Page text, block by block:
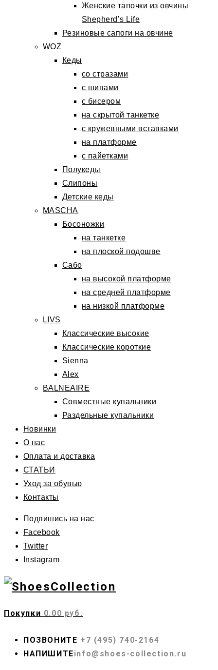
Женские тапочки из овчины
Shepherd’s Life
Резиновые сапоги на овчине
WOZ
Кеды
со стразами
с шипами
с бисером
на скрытой танкетке
с кружевными вставками
на платформе
с пайетками
Полукеды
Слипоны
Детские кеды
MASCHA
Босоножки
на танкетке
на плоской подошве
Сабо
на высокой платформе
на средней платформе
на низкой платформе
LIVS
Классические высокие
Классические короткие
Sienna
Alex
BALNEAIRE
Совместные купальники
Раздельные купальники
Новинки
О нас
Оплата и доставка
СТАТЬИ
Уход за обувью
Контакты
Подпишись на нас
Facebook
Twitter
Instagram
Покупки 0.00 руб.
ПОЗВОНИТЕ +7 (495) 740-2164
НАПИШИТЕinfo@shoes-collection.ru